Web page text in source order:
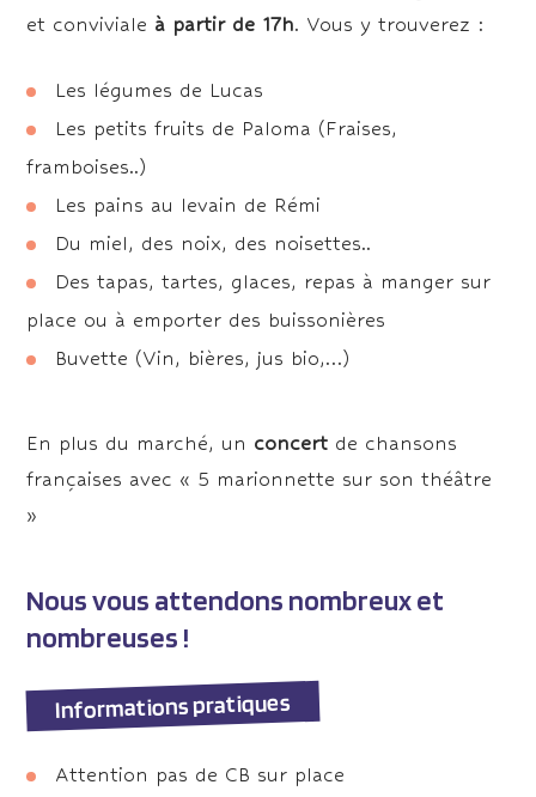
et conviviale à partir de 17h. Vous y trouverez :
Les légumes de Lucas
Les petits fruits de Paloma (Fraises,
framboises..)
Les pains au levain de Rémi
Du miel, des noix, des noisettes..
Des tapas, tartes, glaces, repas à manger sur
place ou à emporter des buissonières
Buvette (Vin, bières, jus bio,…)
En plus du marché, un concert de chansons
françaises avec « 5 marionnette sur son théâtre
»
Nous vous attendons nombreux et
nombreuses !
Informations pratiques
Attention pas de CB sur place